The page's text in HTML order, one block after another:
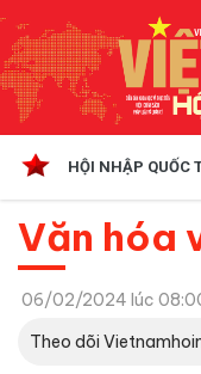
HỘI NHẬP QUỐC
Văn hóa
06/02/2024 lúc
Theo dõi